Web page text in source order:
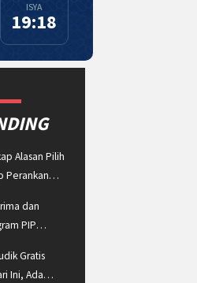
ISYA
19:18
Alasan Pilih
Perankan
dan
PIP
Gratis
Ini, Ada